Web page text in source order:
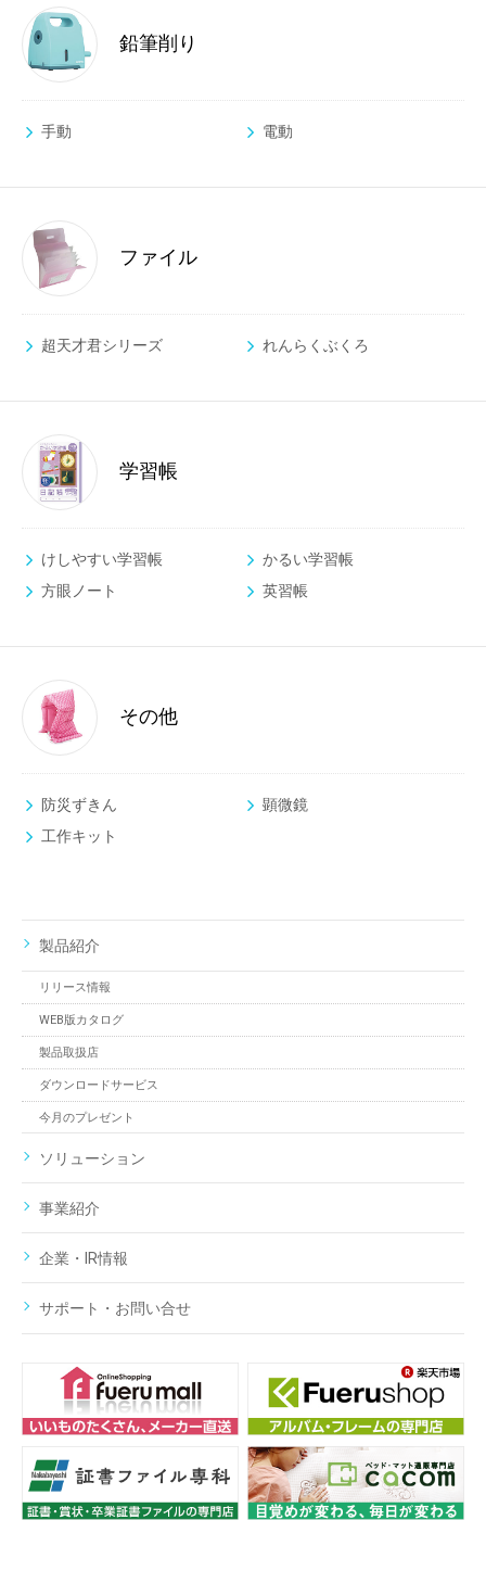
鉛筆削り
手動 電動
ファイル
超天才君シリーズ れんらくぶくろ
学習帳
けしやすい学習帳
かるい学習帳
方眼ノート
英習帳
その他
防災ずきん
顕微鏡
工作キット
製品紹介
リリース情報
WEB版カタログ
製品取扱店
ダウンロードサービス
今月のプレゼント
ソリューション
事業紹介
企業・IR情報
サポート・お問い合せ